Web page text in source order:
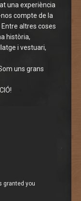
una experiència
compte de la
altres coses
història,
i vestuari,
uns grans